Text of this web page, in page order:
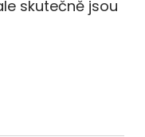
skutečně jsou